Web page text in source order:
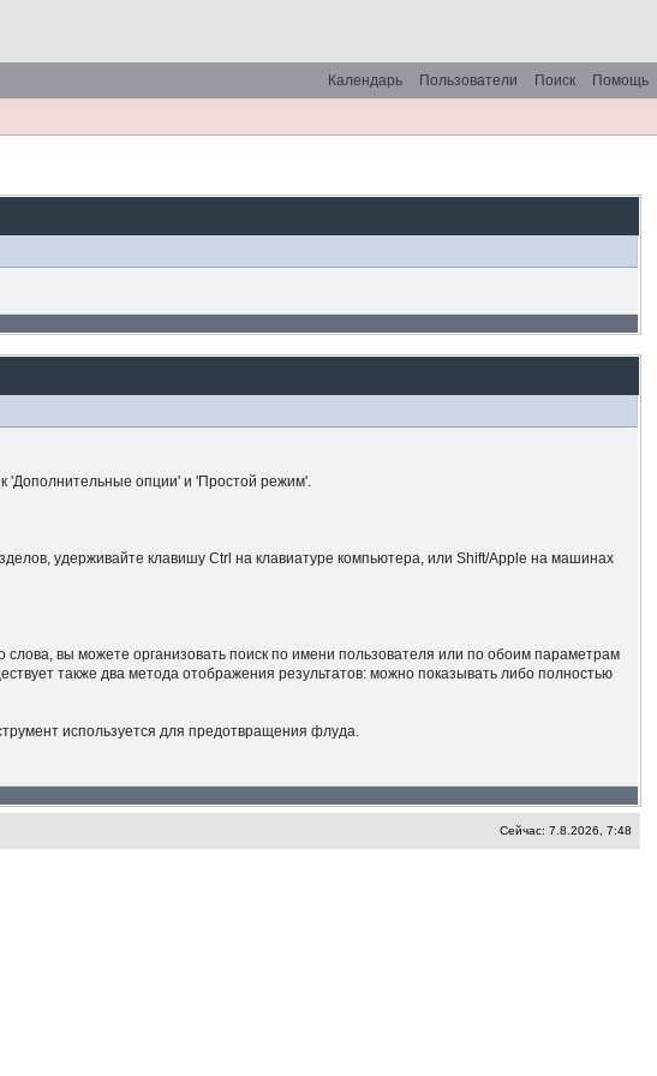
Помощь
Поиск
Пользователи
Календарь
'Дополнительные опции' и 'Простой режим'.
удерживайте клавишу Ctrl на клавиатуре компьютера, или Shift/Apple на машинах
вы можете организовать поиск по имени пользователя или по обоим параметрам
также два метода отображения результатов: можно показывать либо полностью
используется для предотвращения флуда.
Сейчас: 7.8.2026, 7:48